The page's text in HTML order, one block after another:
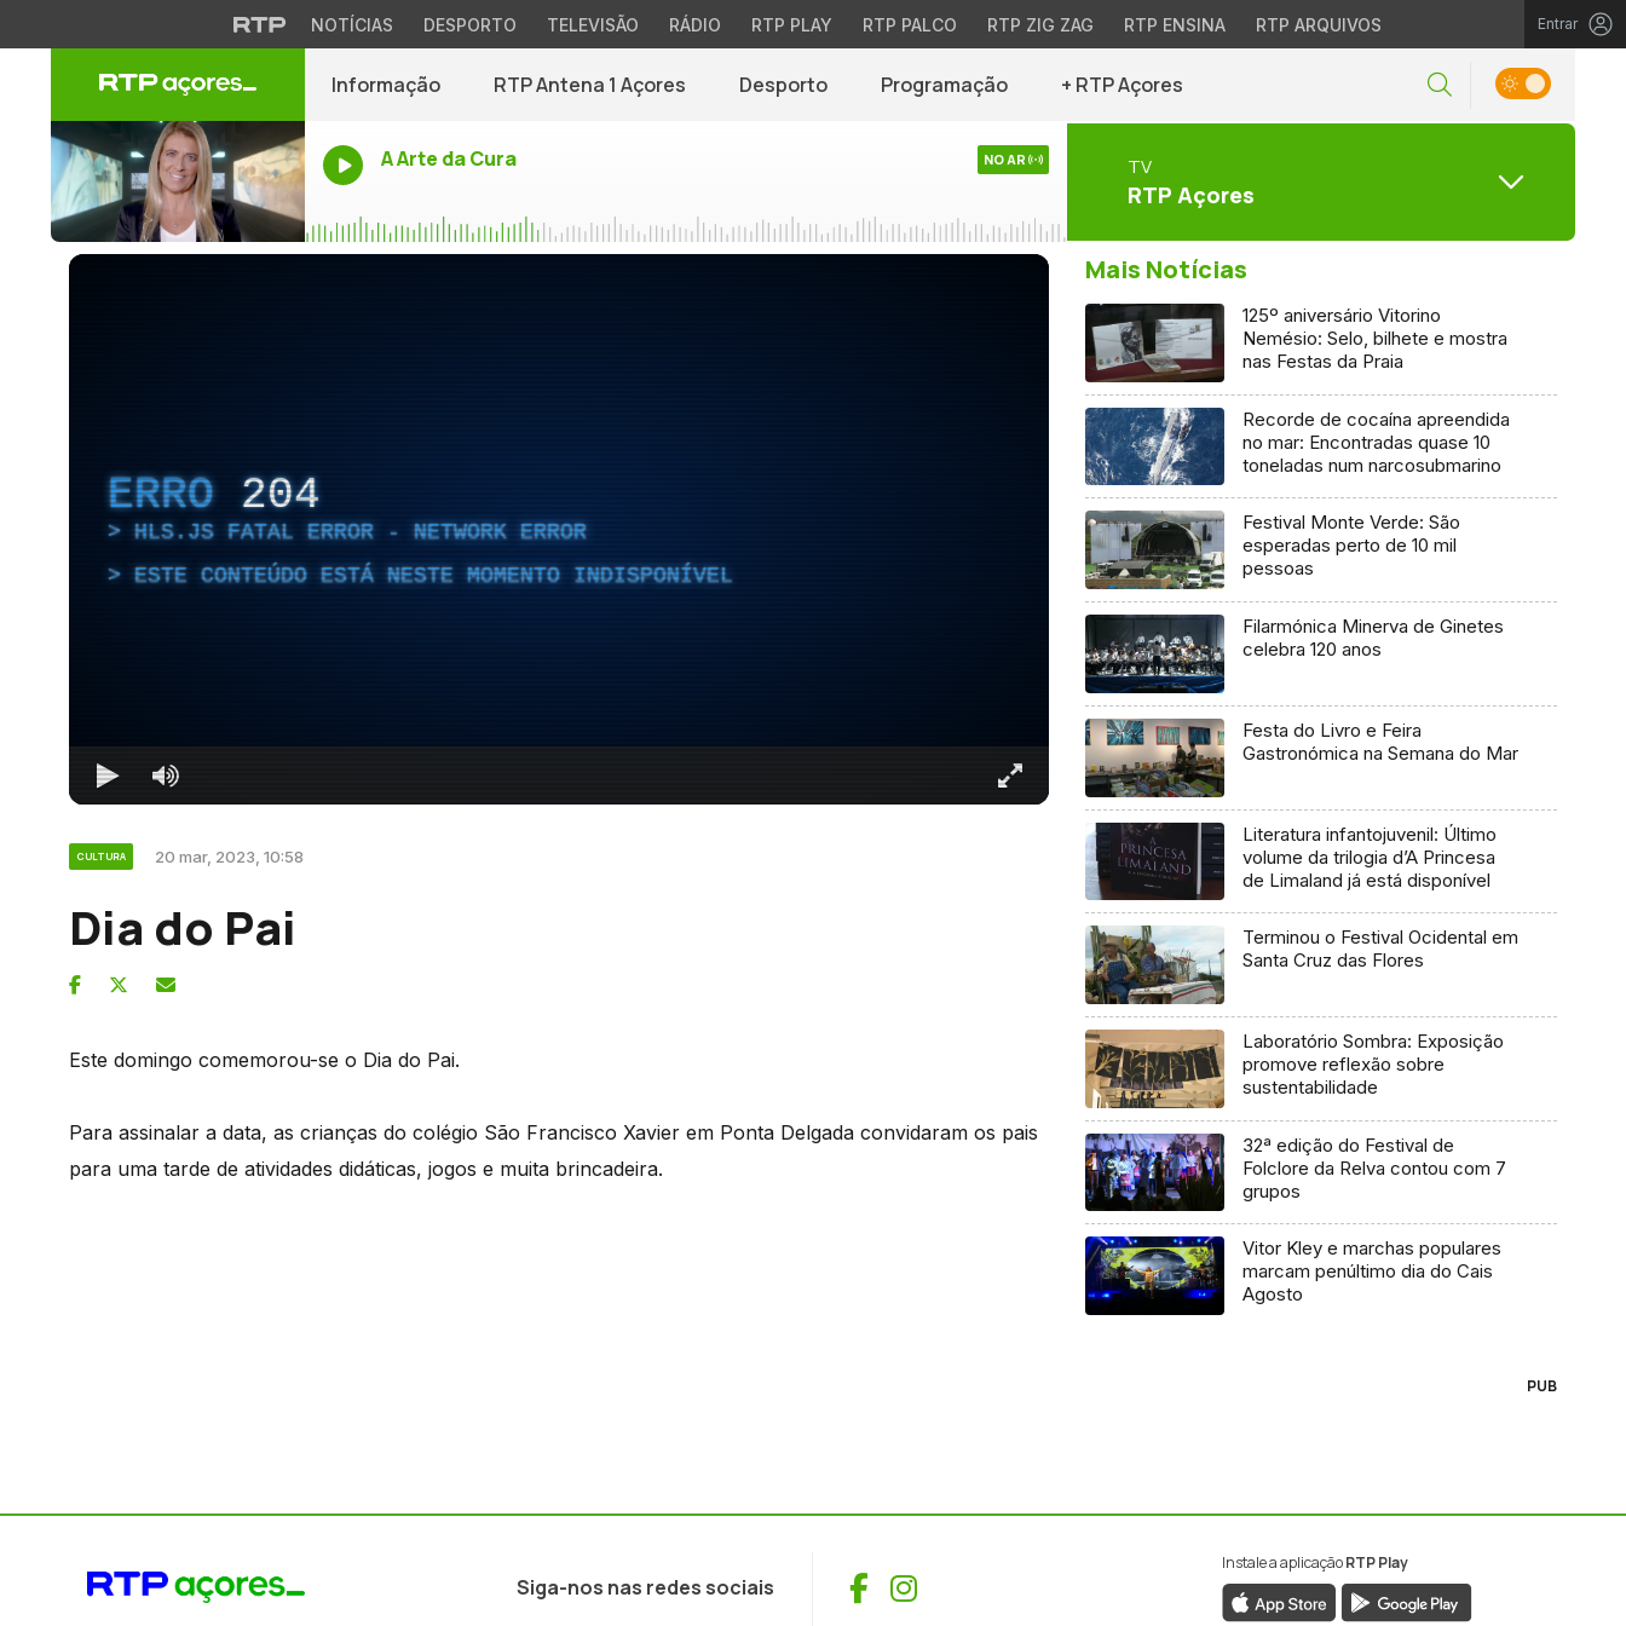
NOTÍCIAS DESPORTO TELEVISÃO RÁDIO RTP PLAY RTP PALCO RTP ZIG ZAG RTP ENSINA RTP ARQUIVOS Entrar
Informação RTP Antena 1 Açores Desporto Programação + RTP Açores
A Arte da Cura NO AR TV
RTP Açores
ERRO 204
HLS.JS FATAL ERROR - NETWORK ERROR
ESTE CONTEÚDO ESTÁ NESTE MOMENTO INDISPONÍVEL
CULTURA 20 mar, 2023, 10:58
Dia do Pai
Este domingo comemorou-se o Dia do Pai.
Para assinalar a data, as crianças do colégio São Francisco Xavier em Ponta Delgada convidaram os pais
para uma tarde de atividades didáticas, jogos e muita brincadeira.
Mais Notícias
125º aniversário Vitorino
Nemésio: Selo, bilhete e mostra
nas Festas da Praia
Recorde de cocaína apreendida
no mar: Encontradas quase 10
toneladas num narcosubmarino
Festival Monte Verde: São
esperadas perto de 10 mil
pessoas
Filarmónica Minerva de Ginetes
celebra 120 anos
Festa do Livro e Feira
Gastronómica na Semana do Mar
Literatura infantojuvenil: Último
volume da trilogia d’A Princesa
de Limaland já está disponível
Terminou o Festival Ocidental em
Santa Cruz das Flores
Laboratório Sombra: Exposição
promove reflexão sobre
sustentabilidade
32ª edição do Festival de
Folclore da Relva contou com 7
grupos
Vitor Kley e marchas populares
marcam penúltimo dia do Cais
Agosto
PUB
Siga-nos nas redes sociais Facebook
Instagram
Instale a aplicaçãoRTP Play